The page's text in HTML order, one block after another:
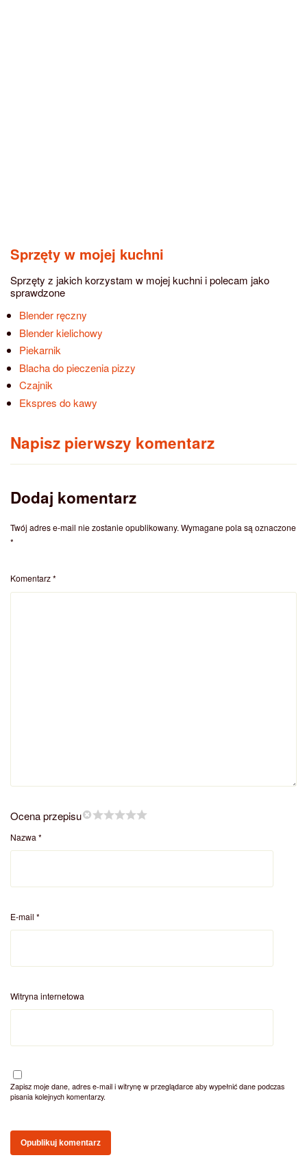
Sprzęty w mojej kuchni
Sprzęty z jakich korzystam w mojej kuchni i polecam jako
sprawdzone
Blender ręczny
Blender kielichowy
Piekarnik
Blacha do pieczenia pizzy
Czajnik
Ekspres do kawy
Napisz pierwszy komentarz
Dodaj komentarz
Twój adres e-mail nie zostanie opublikowany. Wymagane pola są oznaczone
*
Komentarz*
Ocena przepisu
Nazwa *
E-mail *
Witryna internetowa
Zapisz moje dane, adres e-mail i witrynę w przeglądarce aby wypełnić dane podczas
pisania kolejnych komentarzy.